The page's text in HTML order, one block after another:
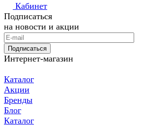
Кабинет
Подписаться
на новости и акции
Подписаться
Интернет-магазин
Каталог
Акции
Бренды
Блог
Каталог